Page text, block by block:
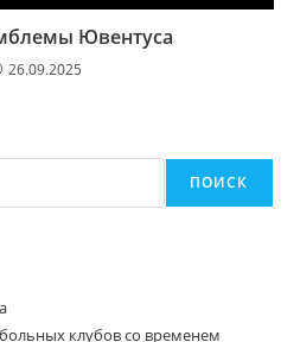
Ювентуса
26.09.2025
ПОИСК
клубов со временем